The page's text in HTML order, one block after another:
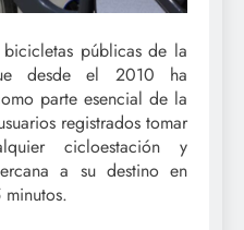
públicas de la
desde el 2010 ha
parte esencial de la
registrados tomar
cicloestación y
a su destino en